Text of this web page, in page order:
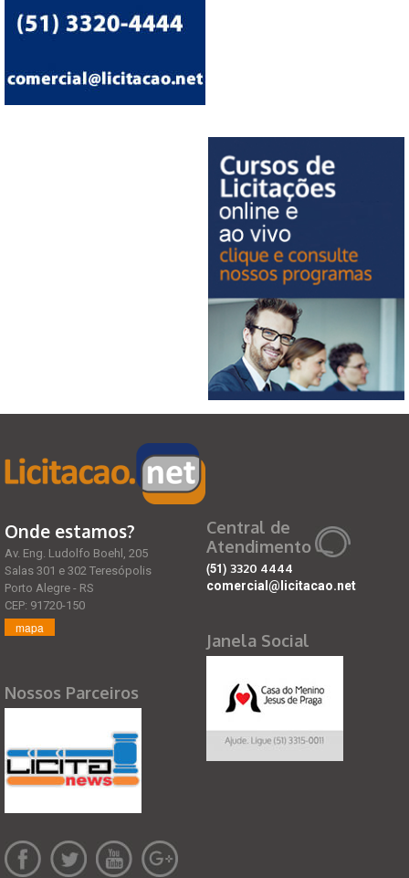
Onde estamos?
Av. Eng. Ludolfo Boehl, 205
Salas 301 e 302 Teresópolis
Porto Alegre - RS
CEP: 91720-150
mapa
Nossos Parceiros
Central de
Atendimento
(51) 3320 4444
comercial@licitacao.net
Janela Social